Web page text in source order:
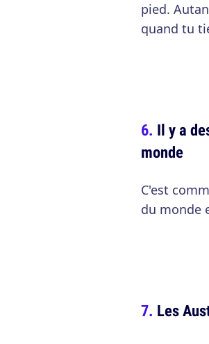
pied.
quand tu
Il y a
monde
C'est
du monde
Les